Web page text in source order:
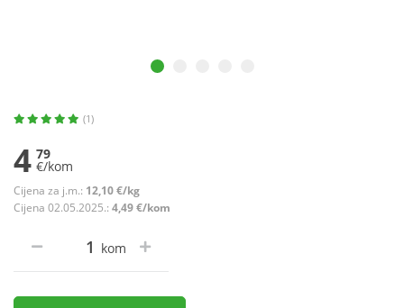
(1)
4 79
€/kom
Cijena za j.m.: 12,10 €/kg
Cijena 02.05.2025.: 4,49 €/kom
kom